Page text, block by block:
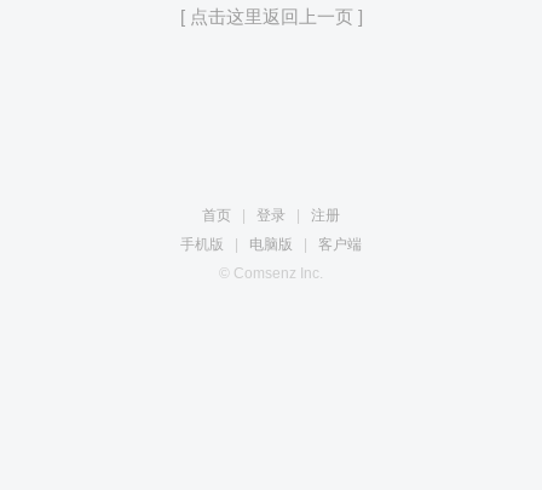
[ 点击这里返回上一页 ]
首页 登录
注册
手机版
电脑版
客户端
© Comsenz Inc.